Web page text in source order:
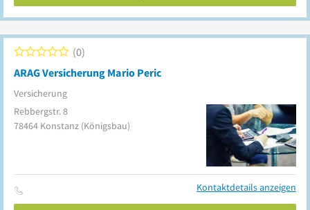
ARAG Versicherung Mario Peric
Versicherung
0
Rebbergstr. 8
78464 Konstanz (Königsbau)
Kontaktdetails anzeigen